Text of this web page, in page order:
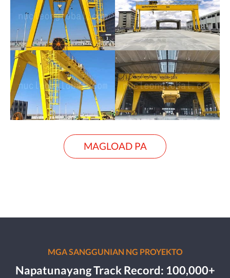
MAGLOAD PA
MGA SANGGUNIAN NG PROYEKTO
Napatunayang Track Record: 100,000+